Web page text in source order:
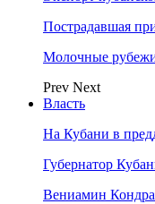
Пострадавшая
Молочные
Prev Next
Власть
На Кубани в
Губернатор
Вениамин